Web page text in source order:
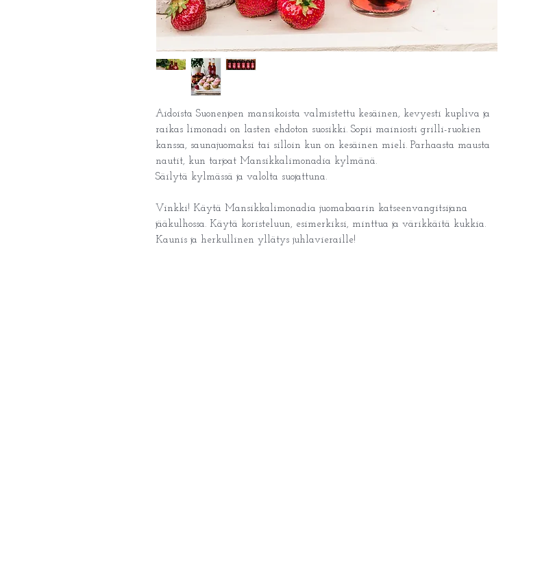
Aidoista Suonenjoen mansikoista valmistettu kesäinen, kevyesti kupliva ja
raikas limonadi on lasten ehdoton suosikki. Sopii mainiosti grilli-ruokien
kanssa, saunajuomaksi tai silloin kun on kesäinen mieli. Parhaasta mausta
nautit, kun tarjoat Mansikkalimonadia kylmänä.
Säilytä kylmässä ja valolta suojattuna.
Vinkki! Käytä Mansikkalimonadia juomabaarin katseenvangitsijana
jääkulhossa. Käytä koristeluun, esimerkiksi, minttua ja värikkäitä kukkia.
Kaunis ja herkullinen yllätys juhlavieraille!